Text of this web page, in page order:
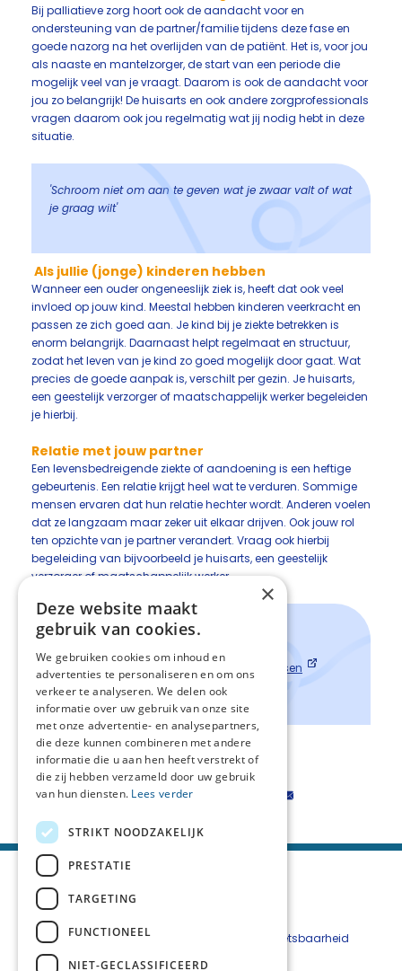
Bij palliatieve zorg hoort ook de aandacht voor en
ondersteuning van de partner/familie tijdens deze fase en
goede nazorg na het overlijden van de patiënt. Het is, voor jou
als naaste en mantelzorger, de start van een periode die
mogelijk veel van je vraagt. Daarom is ook de aandacht voor
jou zo belangrijk! De huisarts en ook andere zorgprofessionals
vragen daarom ook jou regelmatig wat jij nodig hebt in deze
situatie.
'Schroom niet om aan te geven wat je zwaar valt of wat
je graag wilt'
Als jullie (jonge) kinderen hebben
Wanneer een ouder ongeneeslijk ziek is, heeft dat ook veel
invloed op jouw kind. Meestal hebben kinderen veerkracht en
passen ze zich goed aan. Je kind bij je ziekte betrekken is
enorm belangrijk. Daarnaast helpt regelmaat en structuur,
zodat het leven van je kind zo goed mogelijk door gaat. Wat
precies de goede aanpak is, verschilt per gezin. Je huisarts,
een geestelijk verzorger of maatschappelijk werker begeleiden
je hierbij.
Relatie met jouw partner
Een levensbedreigende ziekte of aandoening is een heftige
gebeurtenis. Een relatie krijgt heel wat te verduren. Sommige
mensen ervaren dat hun relatie hechter wordt. Anderen voelen
dat ze langzaam maar zeker uit elkaar drijven. Ook jouw rol
ten opzichte van je partner verandert. Vraag ook hierbij
begeleiding van bijvoorbeeld je huisarts, een geestelijk
verzorger of maatschappelijk werker.
Handig in deze fase
Tips voor een gesprek over jouw wensen
Over palliatieve zorg
Terug naar het levenspad
Deel deze pagina:
Beveiligingskwetsbaarheid
melden
×
Deze website maakt
gebruik van cookies.
We gebruiken cookies om inhoud en
advertenties te personaliseren en om ons
verkeer te analyseren. We delen ook
informatie over uw gebruik van onze site
met onze advertentie- en analysepartners,
die deze kunnen combineren met andere
informatie die u aan hen heeft verstrekt of
die zij hebben verzameld door uw gebruik
van hun diensten. Lees verder
STRIKT NOODZAKELIJK
PRESTATIE
TARGETING
FUNCTIONEEL
NIET-GECLASSIFICEERD